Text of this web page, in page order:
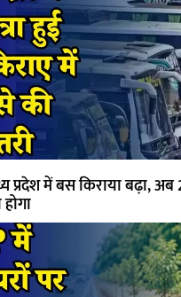
प्रदेश में बस किराया बढ़ा, अब